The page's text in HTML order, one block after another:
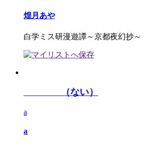
煌月あや
白学ミス研漫遊譚～京都夜幻抄～
（ない）
a
a